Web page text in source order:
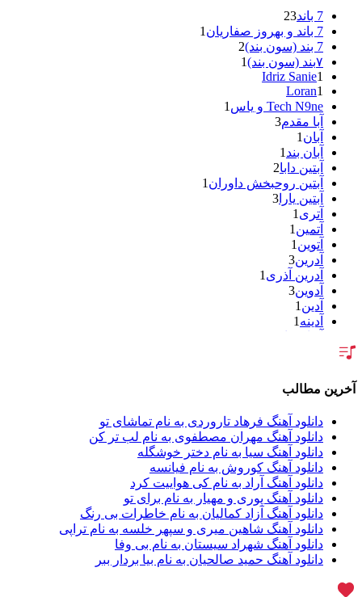
7 باند
23
7 باند و بهروز صفاریان
1
7 بند (سون بند)
2
۷بند (سون بند)
1
Idriz Sanie1
Loran1
Tech N9ne و یاس
1
آبا مقدم3
آبان1
آبان بند1
آبتین دابا2
آبتین روحبخش داوران1
آبتین یارا 3
آتری1
آتمین1
آتوین1
آدرین3
آدرین آذری1
آدوین3
آدین1
آدینه1
آراد عباسی
آراز
آراز آرا
آراز المان2
آراز نصیری1
آراکو1
آراکوم3
آران2
آران براتی1
آران براتی و ایمان حمیدی1
آران، مُوِرس و وینتِرس1
آرپژ1
آرتا1
آخرین مطالب
دانلود آهنگ فرهاد تاروردی به نام تماشای تو
دانلود آهنگ مهران مصطفوی به نام لب تر کن
دانلود آهنگ سیا به نام دختر خوشگله
دانلود آهنگ کوروش به نام فیانسه
دانلود آهنگ آراد به نام کی هواییت کرد
دانلود آهنگ پوری و مهیار به نام برای تو
دانلود آهنگ آزاد کمالیان به نام خاطرات بی رنگ
دانلود آهنگ شاهین میری و سپهر خلسه به نام تراپی
دانلود آهنگ شهراد سیستان به نام بی وفا
دانلود آهنگ حمید صالحیان به نام بیا بردار ببر